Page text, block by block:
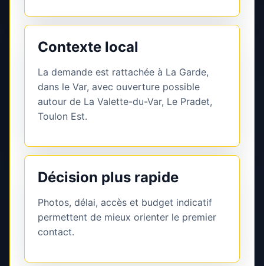
Contexte local
La demande est rattachée à La Garde,
dans le Var, avec ouverture possible
autour de La Valette-du-Var, Le Pradet,
Toulon Est.
Décision plus rapide
Photos, délai, accès et budget indicatif
permettent de mieux orienter le premier
contact.